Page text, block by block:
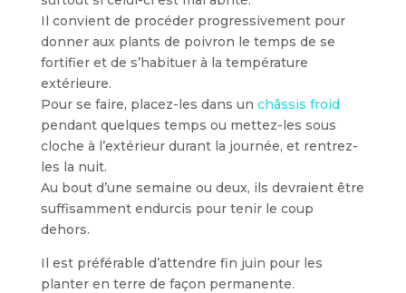
Il convient de procéder progressivement pour
donner aux plants de poivron le temps de se
fortifier et de s’habituer à la température
extérieure.
Pour se faire, placez-les dans un châssis froid
pendant quelques temps ou mettez-les sous
cloche à l’extérieur durant la journée, et rentrez-
les la nuit.
Au bout d’une semaine ou deux, ils devraient être
suffisamment endurcis pour tenir le coup
dehors.
Il est préférable d’attendre fin juin pour les
planter en terre de façon permanente.